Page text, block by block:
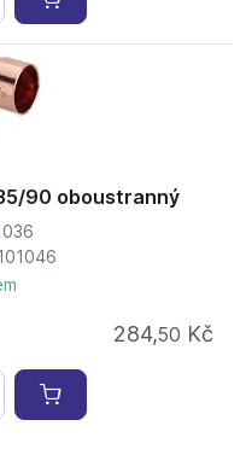
90 oboustranný
284,50 Kč